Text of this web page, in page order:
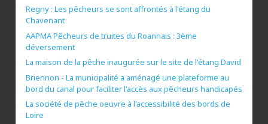
Regny : Les pêcheurs se sont affrontés à l'étang du
Chavenant
AAPMA Pêcheurs de truites du Roannais : 3ème
déversement
La maison de la pêche inaugurée sur le site de l'étang David
Briennon - La municipalité a aménagé une plateforme au
bord du canal pour faciliter l'accès aux pêcheurs handicapés
La société de pêche oeuvre à l'accessibilité des bords de
Loire